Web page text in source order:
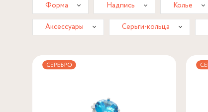
Форма Надпись Колье
Аксессуары Серьги-кольца